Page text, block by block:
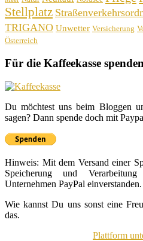
Stellplatz
TRIGANO Unwetter Versicherung
Österreich
Für die Kaffeekasse spenden
Du möchtest uns beim Bloggen
sagen? Dann spende doch mit
Hinweis: Mit dem Versand einer
Speicherung und
Unternehmen PayPal einverstanden.
Wie kannst Du uns sonst eine
das.
Plattform